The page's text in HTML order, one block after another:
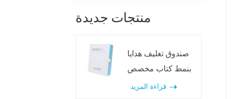
منتجات جديدة
صندوق تغليف هدايا
بنمط كتاب مخصص
مع قفل معدني
قراءة المزيد